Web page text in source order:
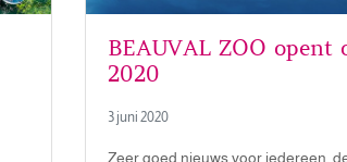
BEAUVAL ZOO opent
2020
3 juni 2020
Zeer goed nieuws voor iedereen,